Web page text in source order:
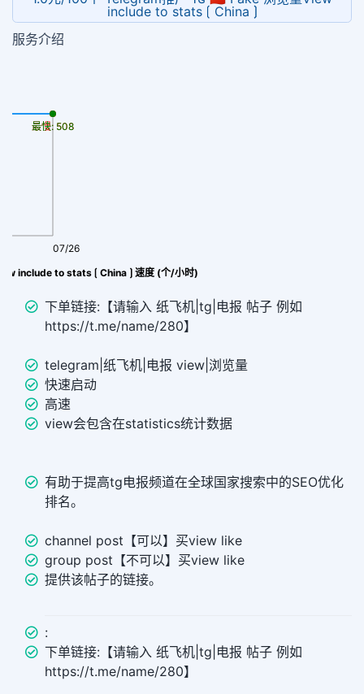
include to stats ⟮ China ⟯
服务介绍
include to stats ⟮ China ⟯ 速度 (个/小时)
07/26
最慢: 508
最快: 508
下单链接:【请输入 纸飞机|tg|电报 帖子 例如
https://t.me/name/280】
telegram|纸飞机|电报 view|浏览量
快速启动
高速
view会包含在statistics统计数据
有助于提高tg电报频道在全球国家搜索中的SEO优化
排名。
channel post【可以】买view like
group post【不可以】买view like
提供该帖子的链接。
:
下单链接:【请输入 纸飞机|tg|电报 帖子 例如
https://t.me/name/280】